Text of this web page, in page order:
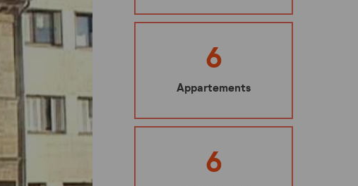
Ma sécurité
Mes représentants
Nuisibles : les bons gestes à adopter
6
Appartements
6